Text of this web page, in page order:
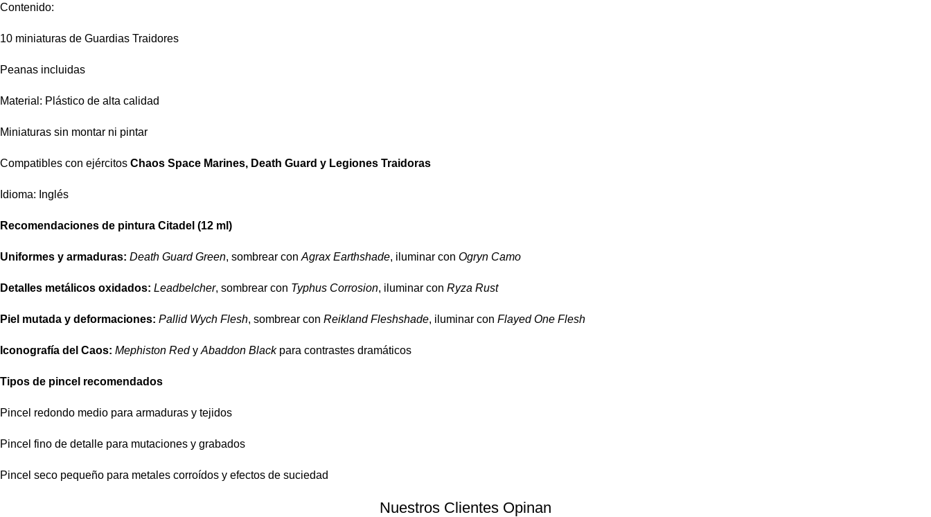
Contenido:
10 miniaturas de Guardias Traidores
Peanas incluidas
Material: Plástico de alta calidad
Miniaturas sin montar ni pintar
Compatibles con ejércitos Chaos Space Marines, Death Guard y Legiones Traidoras
Idioma: Inglés
Recomendaciones de pintura Citadel (12 ml)
Uniformes y armaduras: Death Guard Green, sombrear con Agrax Earthshade, iluminar con Ogryn Camo
Detalles metálicos oxidados: Leadbelcher, sombrear con Typhus Corrosion, iluminar con Ryza Rust
Piel mutada y deformaciones: Pallid Wych Flesh, sombrear con Reikland Fleshshade, iluminar con Flayed One Flesh
Iconografía del Caos: Mephiston Redy Abaddon Blackpara contrastes dramáticos
Tipos de pincel recomendados
Pincel redondo medio para armaduras y tejidos
Pincel fino de detalle para mutaciones y grabados
Pincel seco pequeño para metales corroídos y efectos de suciedad
Nuestros Clientes Opinan